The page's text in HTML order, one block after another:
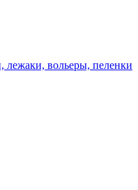
лежаки, вольеры, пеленки